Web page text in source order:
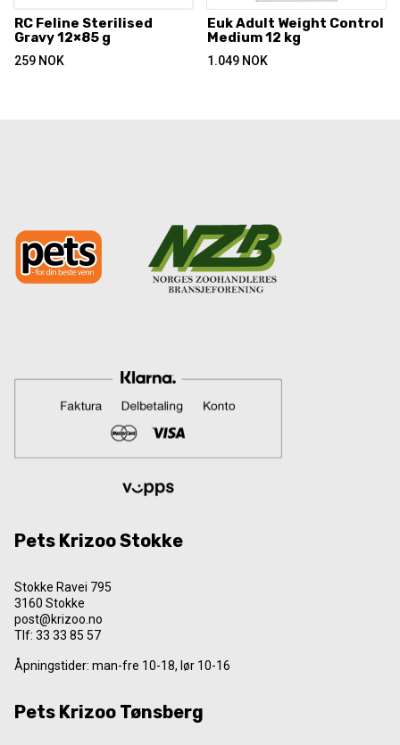
RC Feline Sterilised
Gravy 12×85 g
259 NOK
Euk Adult Weight Control
Medium 12 kg
1.049 NOK
Pets Krizoo Stokke
Stokke Ravei 795
3160 Stokke
post@krizoo.no
Tlf: 33 33 85 57
Åpningstider: man-fre 10-18, lør 10-16
Pets Krizoo Tønsberg